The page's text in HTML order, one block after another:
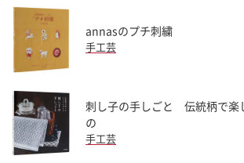
annasのプチ刺繍
手工芸
刺し子の手しごと 伝統柄で楽
の
手工芸